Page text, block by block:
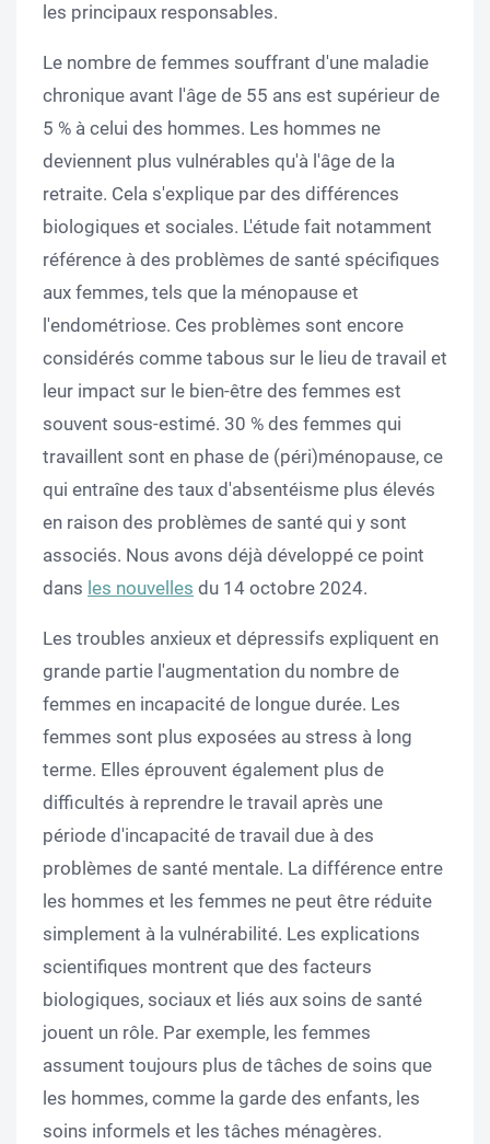
les principaux responsables.
Le nombre de femmes souffrant d'une maladie
chronique avant l'âge de 55 ans est supérieur de
5 % à celui des hommes. Les hommes ne
deviennent plus vulnérables qu'à l'âge de la
retraite. Cela s'explique par des différences
biologiques et sociales. L'étude fait notamment
référence à des problèmes de santé spécifiques
aux femmes, tels que la ménopause et
l'endométriose. Ces problèmes sont encore
considérés comme tabous sur le lieu de travail et
leur impact sur le bien-être des femmes est
souvent sous-estimé. 30 % des femmes qui
travaillent sont en phase de (péri)ménopause, ce
qui entraîne des taux d'absentéisme plus élevés
en raison des problèmes de santé qui y sont
associés. Nous avons déjà développé ce point
dans les nouvelles du 14 octobre 2024.
Les troubles anxieux et dépressifs expliquent en
grande partie l'augmentation du nombre de
femmes en incapacité de longue durée. Les
femmes sont plus exposées au stress à long
terme. Elles éprouvent également plus de
difficultés à reprendre le travail après une
période d'incapacité de travail due à des
problèmes de santé mentale. La différence entre
les hommes et les femmes ne peut être réduite
simplement à la vulnérabilité. Les explications
scientifiques montrent que des facteurs
biologiques, sociaux et liés aux soins de santé
jouent un rôle. Par exemple, les femmes
assument toujours plus de tâches de soins que
les hommes, comme la garde des enfants, les
soins informels et les tâches ménagères.